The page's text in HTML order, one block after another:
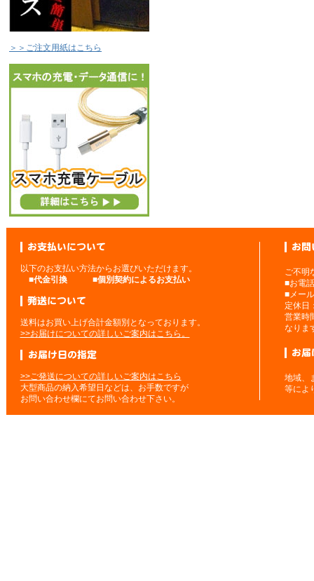
＞＞ご注文用紙はこちら
以下のお支払い方法からお選びいただけます。
■代金引換■個別契約によるお支払い
送料はお買い上げ合計金額別となっております。
>>お届けについての詳しいご案内はこちら。
>>ご発送についての詳しいご案内はこちら
大型商品の納入希望日などは、お手数ですが
お問い合わせ欄にてお問い合わせ下さい。
ご不明
■お電
■メー
定休日
営業時
なりま
地域、
等によ